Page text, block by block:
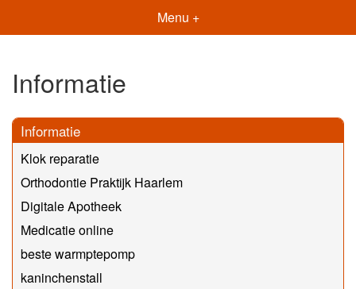
Menu +
Informatie
Informatie
Klok reparatie
Orthodontie Praktijk Haarlem
Digitale Apotheek
Medicatie online
beste warmptepomp
kaninchenstall